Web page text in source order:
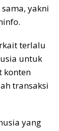
yakni
terlalu
untuk
konten
transaksi
yang